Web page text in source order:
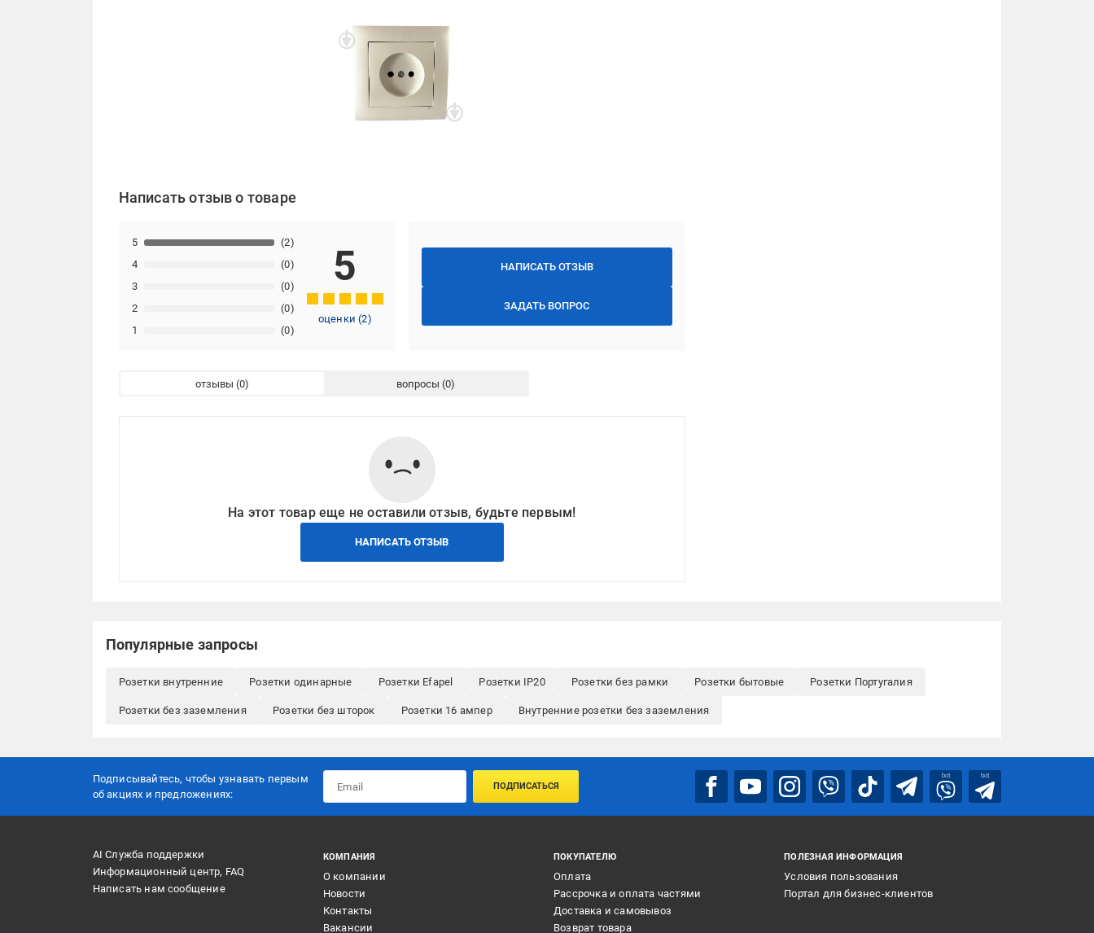
Написать отзыв о товаре
НАПИСАТЬ ОТЗЫВ
ЗАДАТЬ ВОПРОС
1 (0)
2 (0)
3 (0)
4 (0)
5 (2)
5
оценки(2)
отзывы вопросы
На этот товар еще не оставили отзыв, будьте первым!
НАПИСАТЬ ОТЗЫВ
Популярные запросы
Розетки внутренние Розетки одинарные Розетки Efapel Розетки IP20 Розетки без рамки Розетки бытовые Розетки Португалия
Розетки без заземления Розетки без шторок Розетки 16 ампер Внутренние розетки без заземления
Подписывайтесь, чтобы узнавать первым
об акцияx и предложениях:
ПОДПИСАТЬСЯ
bot bot
AI Служба поддержки
Информационный центр, FAQ
Написать нам сообщение
КОМПАНИЯ
О компании
Новости
Контакты
Вакансии
ПОКУПАТЕЛЮ
Оплата
Рассрочка и оплата частями
Доставка и самовывоз
Возврат товара
ПОЛЕЗНАЯ ИНФОРМАЦИЯ
Условия пользования
Портал для бизнес-клиентов